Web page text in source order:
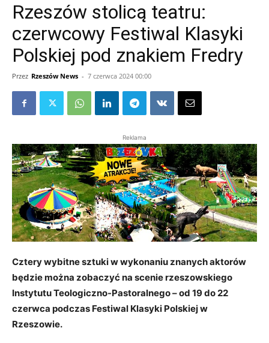
Rzeszów stolicą teatru:
czerwcowy Festiwal Klasyki
Polskiej pod znakiem Fredry
Przez Rzeszów News - 7 czerwca 2024 00:00
Reklama
Cztery wybitne sztuki w wykonaniu znanych aktorów
będzie można zobaczyć na scenie rzeszowskiego
Instytutu Teologiczno-Pastoralnego – od 19 do 22
czerwca podczas Festiwal Klasyki Polskiej w
Rzeszowie.